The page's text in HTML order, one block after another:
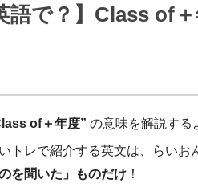
語で？】Class of
of＋年度” の意味を解説する
トレで紹介する英文は、らいお
を聞いた」ものだけ ！